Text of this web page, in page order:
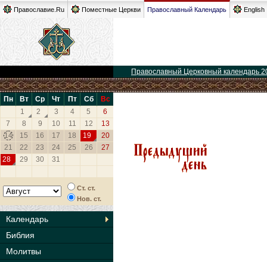
Православие.Ru Поместные Церкви Православный Календарь English
Православный Церковный календарь
Пн Вт Ср Чт Пт Сб
Вс
1
2 3 4 5
6
7
8 9 10 11 12
13
14
15 16 17 18 19
20
21
22 23 24 25 26
27
28
29 30 31
Ст. ст.
Нов. ст.
Календарь
Библия
Молитвы